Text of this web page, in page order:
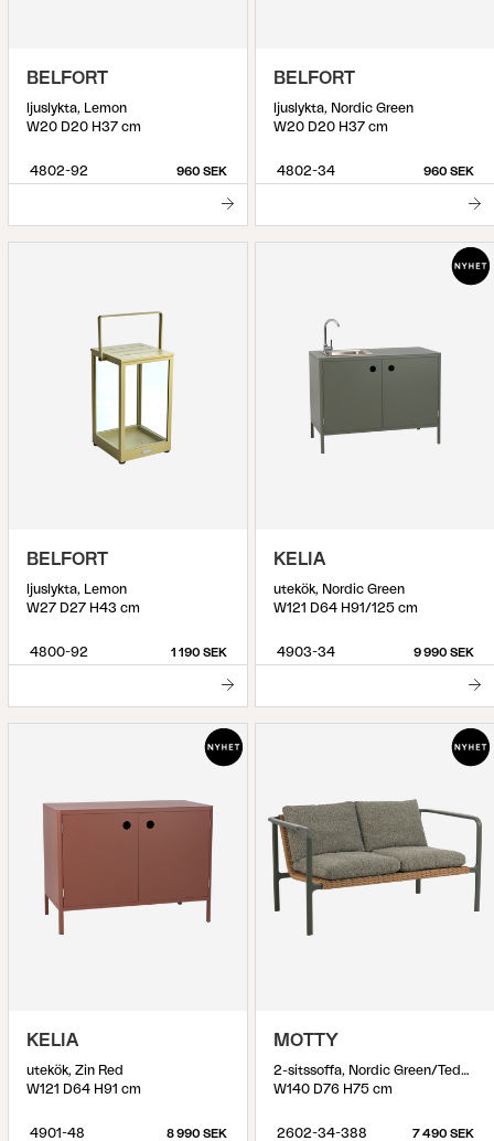
BELFORT
ljuslykta, Lemon
W20 D20 H37 cm
4802-92 960 SEK
BELFORT
ljuslykta, Nordic Green
W20 D20 H37 cm
4802-34 960 SEK
BELFORT
ljuslykta, Lemon
W27 D27 H43 cm
4800-92 1 190 SEK
KELIA
utekök, Nordic Green
W121 D64 H91/125 cm
4903-34 9 990 SEK
KELIA
utekök, Zin Red
W121 D64 H91 cm
4901-48 8 990 SEK
MOTTY
2-sitssoffa, Nordic Green/Teddy Verde
W140 D76 H75 cm
2602-34-388 7 490 SEK